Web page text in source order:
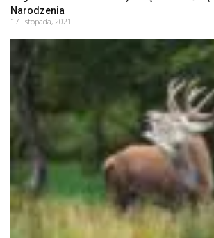
Narodzenia
17 listopada, 2021